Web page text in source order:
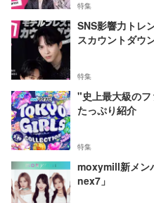
特集
SNS影響力トレ
スカウントダウ
特集
"史上最大級の
たっぷり紹介
特集
moxymill新メン
nex7」